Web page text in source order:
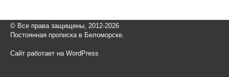
© Все права защищены, 2012-2026
Постоянная прописка в Беломорске.
Сайт работает на WordPress